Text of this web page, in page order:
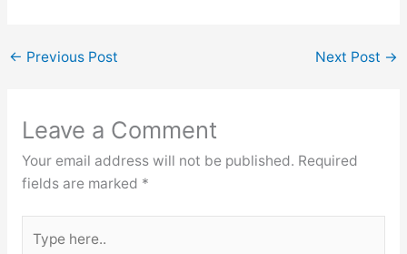
← Previous Post Next Post →
Leave a Comment
Your email address will not be published. Required
fields are marked *
here..